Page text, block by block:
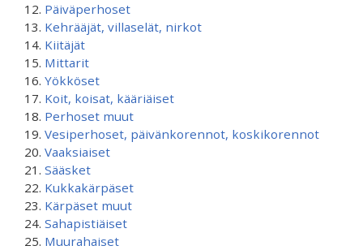
Päiväperhoset
Kehrääjät, villaselät, nirkot
Kiitäjät
Mittarit
Yökköset
Koit, koisat, kääriäiset
Perhoset muut
Vesiperhoset, päivänkorennot, koskikorennot
Vaaksiaiset
Sääsket
Kukkakärpäset
Kärpäset muut
Sahapistiäiset
Muurahaiset